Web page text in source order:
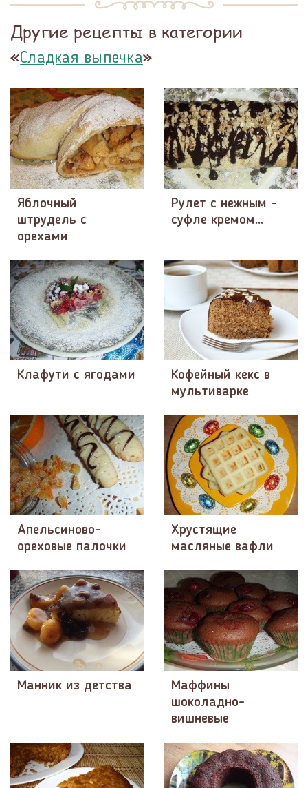
Другие рецепты в категории
«Сладкая выпечка»
Яблочный
штрудель с
орехами
Рулет с нежным -
суфле кремом...
Клафути с ягодами
Кофейный кекс в
мультиварке
Апельсиново-
ореховые палочки
Хрустящие
масляные вафли
Манник из детства
Маффины
шоколадно-
вишневые